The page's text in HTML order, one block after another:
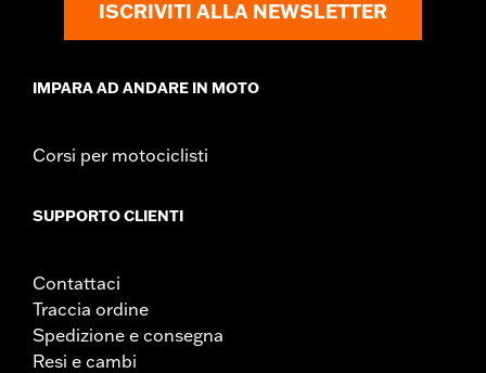
ISCRIVITI ALLA NEWSLETTER
IMPARA AD ANDARE IN MOTO
Corsi per motociclisti
SUPPORTO CLIENTI
Contattaci
Traccia ordine
Spedizione e consegna
Resi e cambi